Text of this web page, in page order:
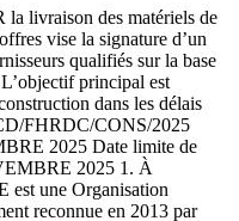
livraison des matériels de
vise la signature d’un
qualifiés sur la base
principal est
dans les délais
FHRDC/CONS/2025
2025 Date limite de
2025 1. À
une Organisation
reconnue en 2013 par